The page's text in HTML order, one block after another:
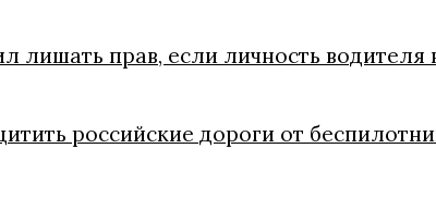
лишать прав, если личность
российские дороги от